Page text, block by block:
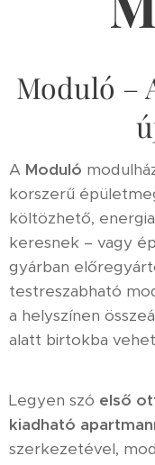
Moduló –
A Moduló
korszerű
költözhető,
keresnek – vagy
gyárban
testreszabható
a helyszínen
alatt birtokba
Legyen szó első
kiadható
szerkezetével,